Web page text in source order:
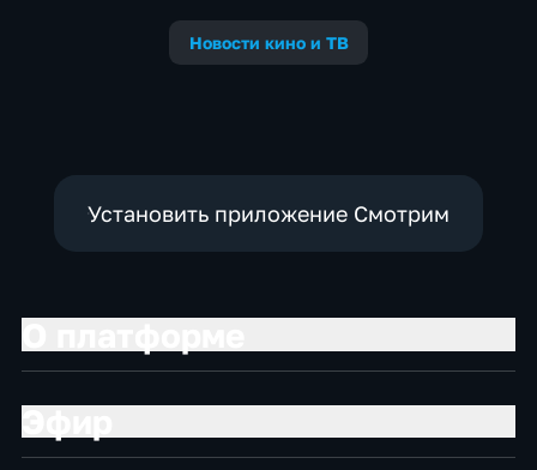
Новости кино и ТВ
Установить приложение Смотрим